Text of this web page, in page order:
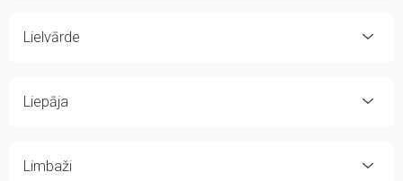
Lielvārde
Liepāja
Limbaži